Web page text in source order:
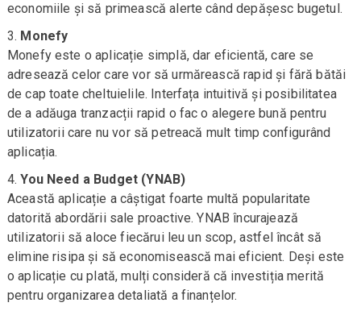
economiile și să primească alerte când depășesc bugetul.
Monefy
Monefy este o aplicație simplă, dar eficientă, care se
adresează celor care vor să urmărească rapid și fără bătăi
de cap toate cheltuielile. Interfața intuitivă și posibilitatea
de a adăuga tranzacții rapid o fac o alegere bună pentru
utilizatorii care nu vor să petreacă mult timp configurând
aplicația.
You Need a Budget (YNAB)
Această aplicație a câștigat foarte multă popularitate
datorită abordării sale proactive. YNAB încurajează
utilizatorii să aloce fiecărui leu un scop, astfel încât să
elimine risipa și să economisească mai eficient. Deși este
o aplicație cu plată, mulți consideră că investiția merită
pentru organizarea detaliată a finanțelor.